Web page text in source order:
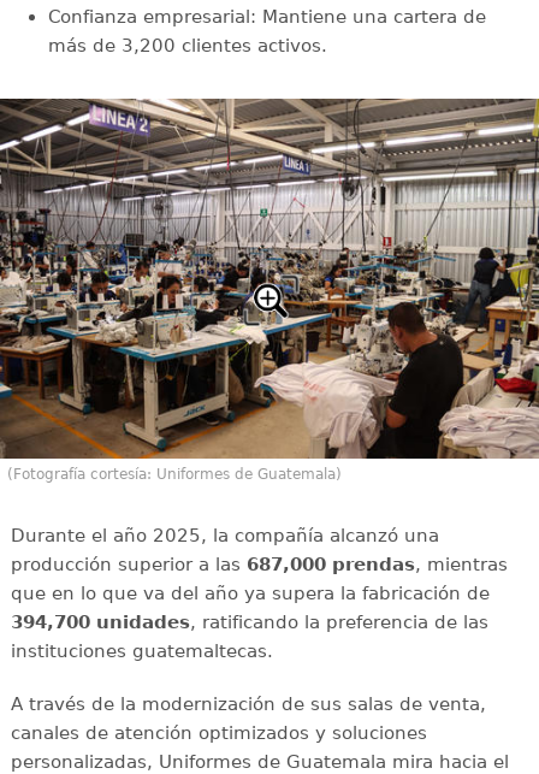
Confianza empresarial: Mantiene una cartera de
más de 3,200 clientes activos.
(Fotografía cortesía: Uniformes de Guatemala)
Durante el año 2025, la compañía alcanzó una
producción superior a las 687,000 prendas, mientras
que en lo que va del año ya supera la fabricación de
394,700 unidades, ratificando la preferencia de las
instituciones guatemaltecas.
A través de la modernización de sus salas de venta,
canales de atención optimizados y soluciones
personalizadas, Uniformes de Guatemala mira hacia el